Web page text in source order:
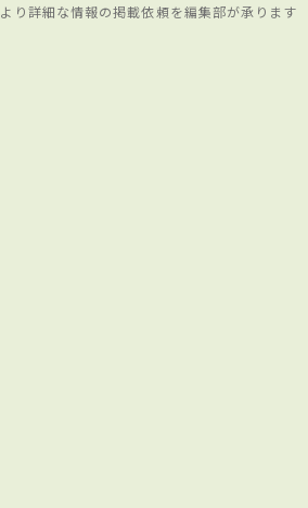
より詳細な情報の掲載依頼を編集部が承ります